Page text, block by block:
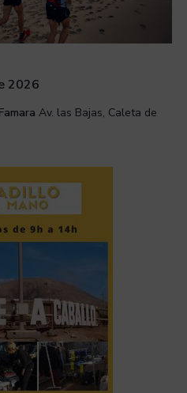
2026
Av. las Bajas, Caleta de